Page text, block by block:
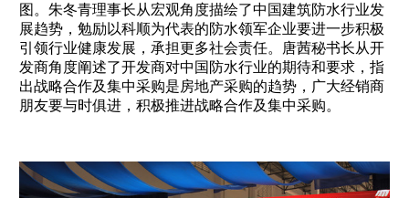
图。朱冬青理事长从宏观角度描绘了中国建筑防水行业发
展趋势，勉励以科顺为代表的防水领军企业要进一步积极
引领行业健康发展，承担更多社会责任。唐茜秘书长从开
发商角度阐述了开发商对中国防水行业的期待和要求，指
出战略合作及集中采购是房地产采购的趋势，广大经销商
朋友要与时俱进，积极推进战略合作及集中采购。